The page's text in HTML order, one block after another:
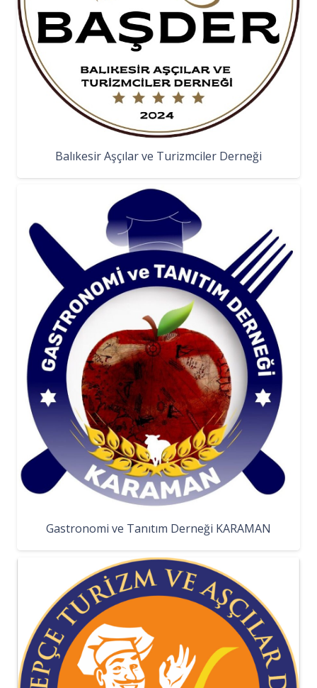
Balıkesir Aşçılar ve Turizmciler Derneği
Gastronomi ve Tanıtım Derneği KARAMAN